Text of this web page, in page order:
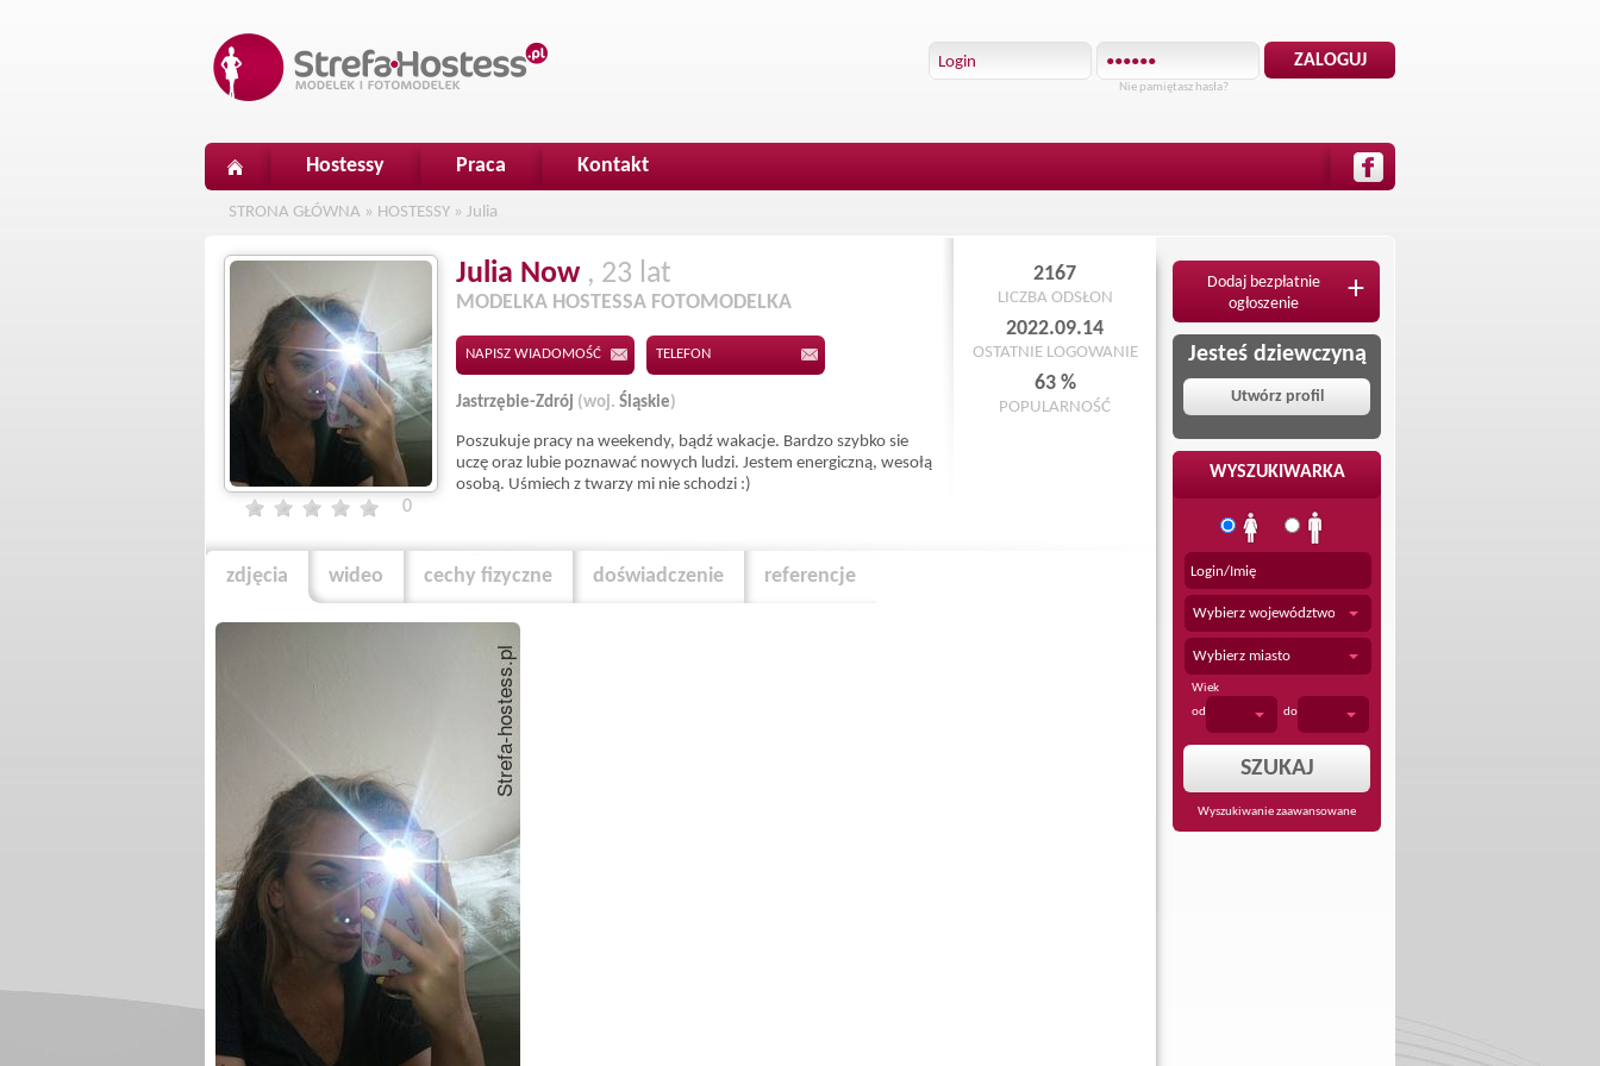
Nie pamiętasz hasła?
Hostessy Praca Kontakt
STRONA GŁÓWNA » HOSTESSY » Julia
0
Julia Now , 23 lat
MODELKA HOSTESSA FOTOMODELKA
NAPISZ WIADOMOŚĆ TELEFON
Jastrzębie-Zdrój (woj. Śląskie)
Poszukuje pracy na weekendy, bądź wakacje. Bardzo szybko sie
uczę oraz lubie poznawać nowych ludzi. Jestem energiczną, wesołą
osobą. Uśmiech z twarzy mi nie schodzi :)
2167
LICZBA ODSŁON
2022.09.14
OSTATNIE LOGOWANIE
63 %
POPULARNOŚĆ
zdjęcia wideo cechy fizyczne doświadczenie referencje
Dodaj bezpłatnie
ogłoszenie
+
Jesteś dziewczyną
Utwórz profil
WYSZUKIWARKA
Wybierz województwo
Wybierz miasto
Wiek
od
do
Wyszukiwanie zaawansowane